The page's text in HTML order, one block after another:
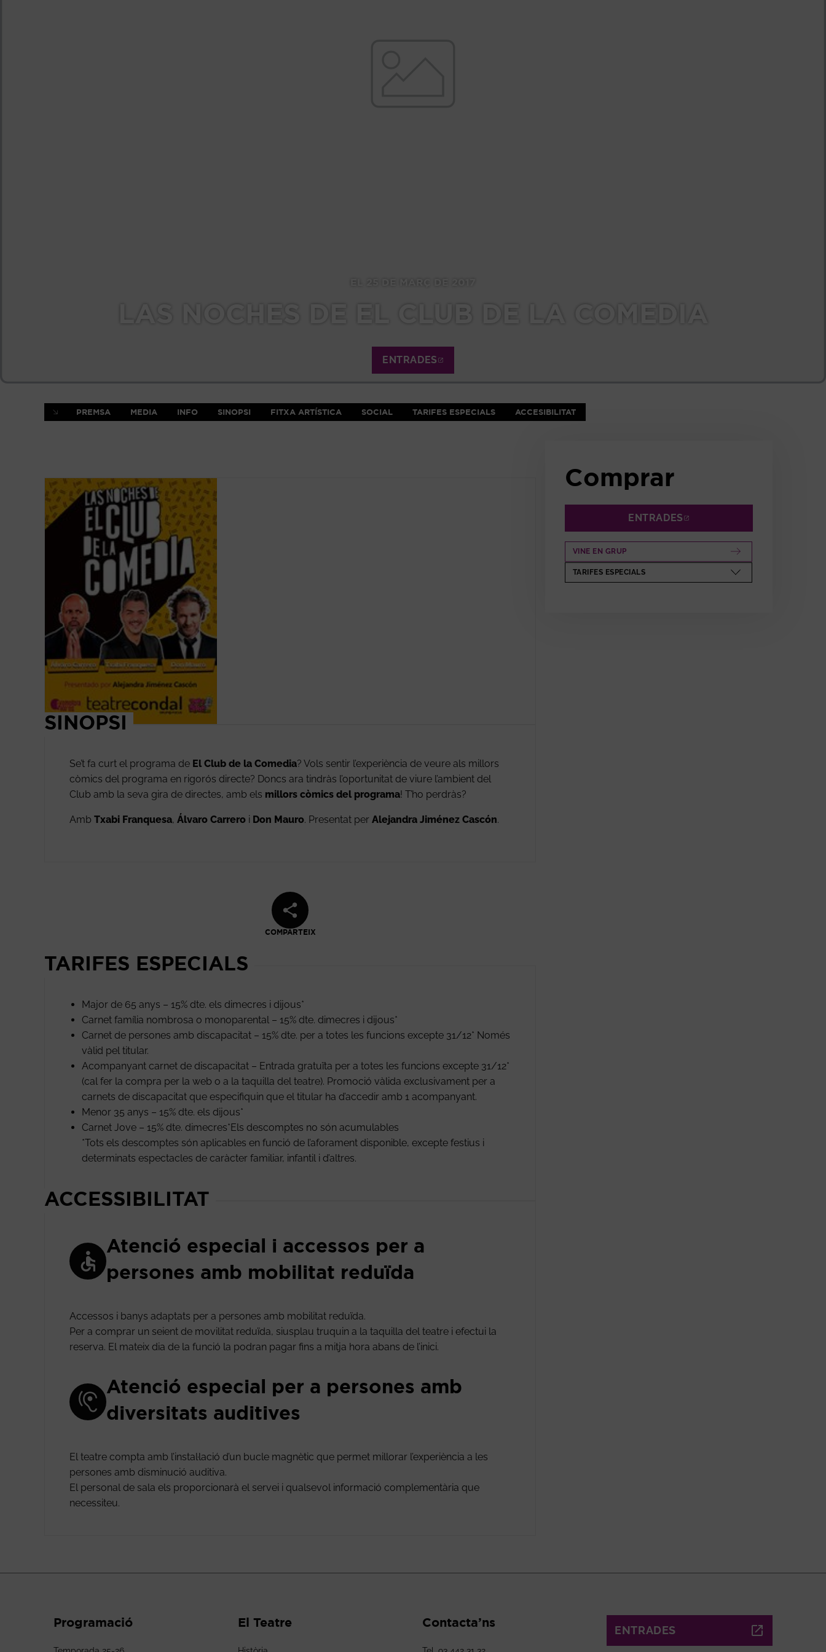
EL 25 DE MARÇ DE 2017
LAS NOCHES DE EL CLUB DE LA COMEDIA
ENTRADES
PREMSA MEDIA INFO SINOPSI FITXA ARTÍSTICA SOCIAL TARIFES ESPECIALS ACCESIBILITAT
SINOPSI
Se’t fa curt el programa de El Club de la Comedia? Vols sentir l’experiència de veure als millors
còmics del programa en rigorós directe? Doncs ara tindràs l’oportunitat de viure l’ambient del
Club amb la seva gira de directes, amb els millors còmics del programa! T’ho perdràs?
Amb Txabi Franquesa, Álvaro Carrero i Don Mauro. Presentat per Alejandra Jiménez Cascón.
COMPARTEIX
TARIFES ESPECIALS
Major de 65 anys – 15% dte. els dimecres i dijous*
Carnet família nombrosa o monoparental – 15% dte. dimecres i dijous*
Carnet de persones amb discapacitat – 15% dte. per a totes les funcions excepte 31/12* Només
vàlid pel titular.
Acompanyant carnet de discapacitat – Entrada gratuïta per a totes les funcions excepte 31/12*
(cal fer la compra per la web o a la taquilla del teatre). Promoció vàlida exclusivament per a
carnets de discapacitat que especifiquin que el titular ha d’accedir amb 1 acompanyant.
Menor 35 anys – 15% dte. els dijous*
Carnet Jove – 15% dte. dimecres*Els descomptes no són acumulables
*Tots els descomptes són aplicables en funció de l’aforament disponible, excepte festius i
determinats espectacles de caràcter familiar, infantil i d’altres.
ACCESSIBILITAT
Atenció especial i accessos per a
persones amb mobilitat reduïda
Accessos i banys adaptats per a persones amb mobilitat reduïda.
Per a comprar un seient de movilitat reduïda, siusplau truquin a la taquilla del teatre i efectui la
reserva. El mateix dia de la funció la podran pagar fins a mitja hora abans de l’inici.
Atenció especial per a persones amb
diversitats auditives
El teatre compta amb l’instal·lació d’un bucle magnètic que permet millorar l’experiència a les
persones amb disminució auditiva.
El personal de sala els proporcionarà el servei i qualsevol informació complementària que
necessiteu.
Comprar
ENTRADES
VINE EN GRUP
TARIFES ESPECIALS
Programació El Teatre Contacta’ns
ENTRADES ABRE EN NUEVA VENTANA